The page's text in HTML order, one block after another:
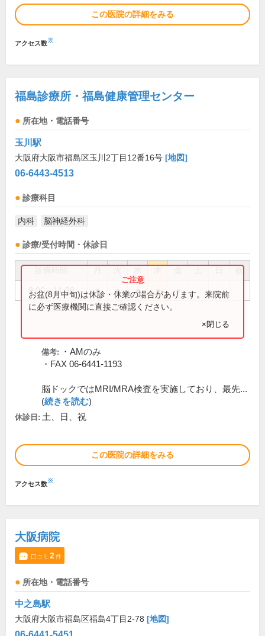
この医院の詳細をみる
アクセス数※
福島診療所・福島健康管理センター
所在地・電話番号
玉川駅
大阪府大阪市福島区玉川2丁目12番16号 [地図]
06-6443-4513
診療科目
内科 脳神経外科
診療/受付時間・休診日
祝
9:00～11:30 ● ● ● ● ●
お盆(8月中旬)は休診・休業の場合があります。来院前
に必ず医療機関に直接ご確認ください。
×閉じる
備考:
・AMのみ
・FAX 06-6441-1193
脳ドックではMRI/MRA検査を実施しており、最先...
(続きを読む)
休診日: 土、日、祝
この医院の詳細をみる
アクセス数※
大阪病院
口コミ 2件
所在地・電話番号
中之島駅
大阪府大阪市福島区福島4丁目2-78 [地図]